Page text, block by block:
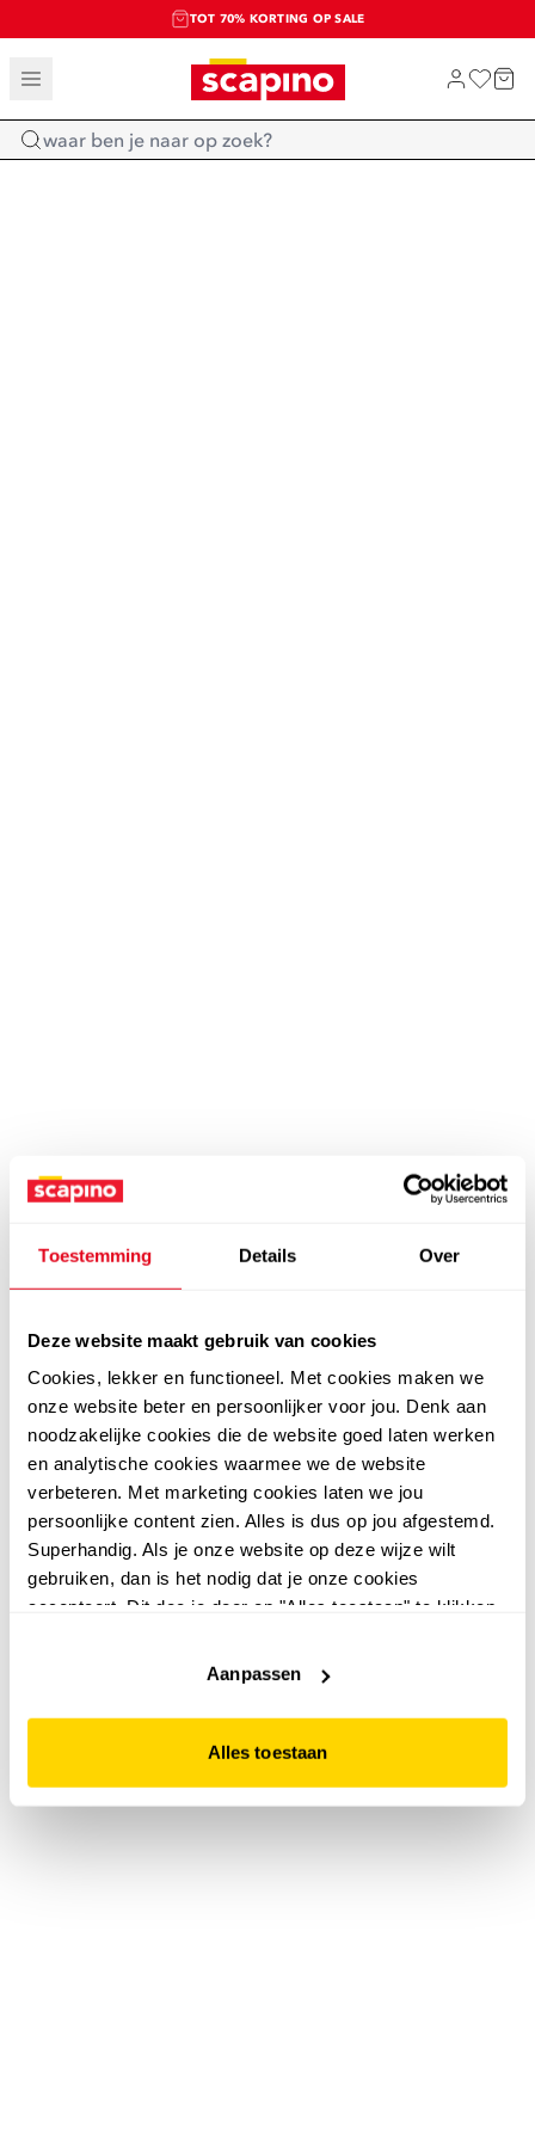
Toestemming Details Over
Deze website maakt gebruik van cookies
Cookies, lekker en functioneel. Met cookies maken we
onze website beter en persoonlijker voor jou. Denk aan
noodzakelijke cookies die de website goed laten werken
en analytische cookies waarmee we de website
verbeteren. Met marketing cookies laten we jou
persoonlijke content zien. Alles is dus op jou afgestemd.
Superhandig. Als je onze website op deze wijze wilt
gebruiken, dan is het nodig dat je onze cookies
accepteert. Dit doe je door op "Alles toestaan" te klikken.
website niet optimaal functioneert.
Aanpassen
Alles toestaan
TOT 70% KORTING OP SALE
SALE: LAATSTE KANS!
SHOP NIEUW
Home